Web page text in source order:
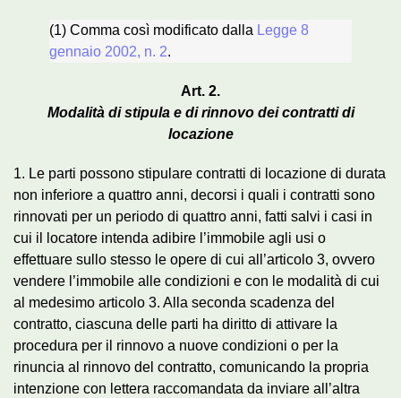
(1) Comma così modificato dalla Legge 8
gennaio 2002, n. 2.
Art. 2.
Modalità di stipula e di rinnovo dei contratti di
locazione
1. Le parti possono stipulare contratti di locazione di durata
non inferiore a quattro anni, decorsi i quali i contratti sono
rinnovati per un periodo di quattro anni, fatti salvi i casi in
cui il locatore intenda adibire l’immobile agli usi o
effettuare sullo stesso le opere di cui all’articolo 3, ovvero
vendere l’immobile alle condizioni e con le modalità di cui
al medesimo articolo 3. Alla seconda scadenza del
contratto, ciascuna delle parti ha diritto di attivare la
procedura per il rinnovo a nuove condizioni o per la
rinuncia al rinnovo del contratto, comunicando la propria
intenzione con lettera raccomandata da inviare all’altra